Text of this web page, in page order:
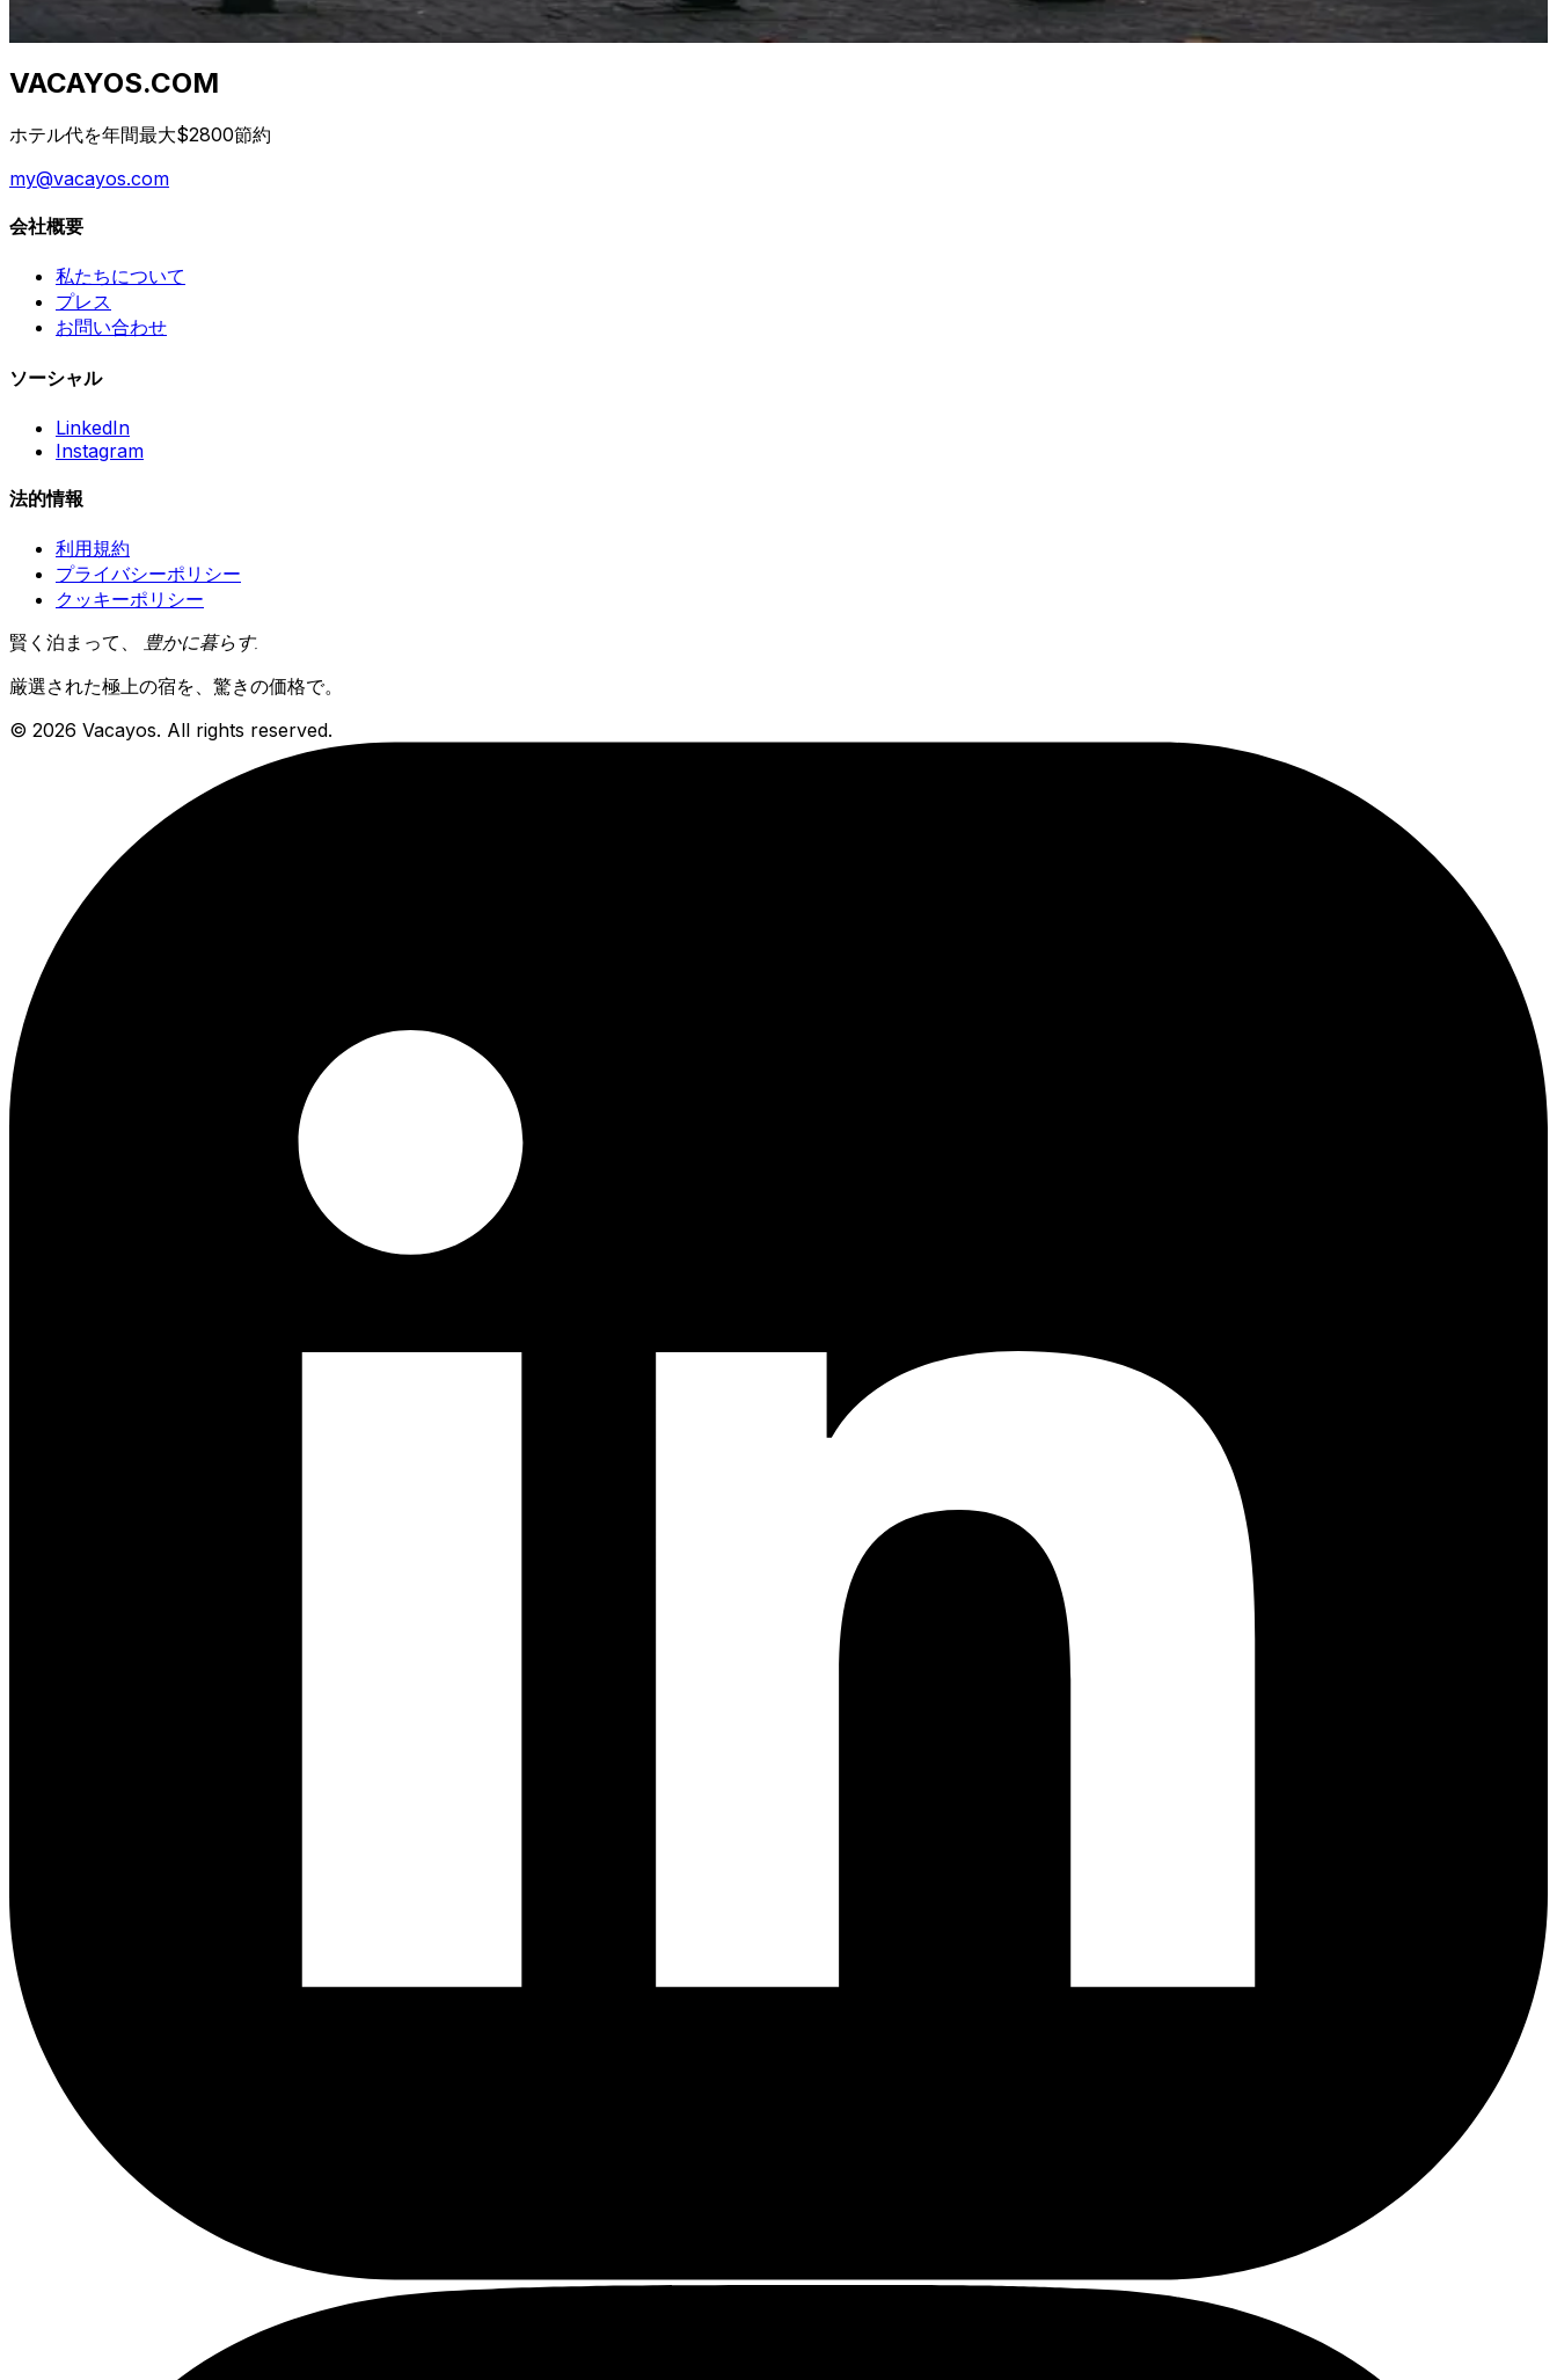
2026年4月23日
VACAYOS.COM
ホテル代を年間最大$2800節約
my@vacayos.com
会社概要
私たちについて
プレス
お問い合わせ
ソーシャル
LinkedIn
Instagram
法的情報
利用規約
プライバシーポリシー
クッキーポリシー
賢く泊まって、 豊かに暮らす.
厳選された極上の宿を、驚きの価格で。
© 2026 Vacayos. All rights reserved.